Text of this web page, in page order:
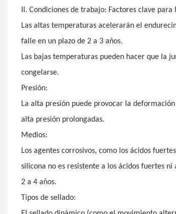
II. Condiciones de trabajo: Factores clave
Las altas temperaturas acelerarán el
falle en un plazo de 2 a 3 años.
Las bajas temperaturas pueden hacer que la
congelarse.
Presión:
La alta presión puede provocar la
alta presión prolongadas.
Medios:
Los agentes corrosivos, como los ácidos
silicona no es resistente a los ácidos fuertes
2 a 4 años.
Tipos de sellado: